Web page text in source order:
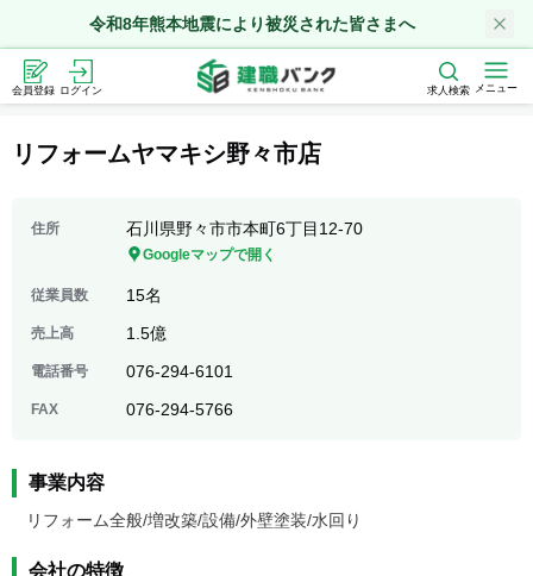
令和8年熊本地震により被災された皆さまへ
会員登録 ログイン 求人検索 メニュー
リフォームヤマキシ野々市店
住所 石川県野々市市本町6丁目12-70
Googleマップで開く
従業員数 15名
売上高 1.5億
電話番号 076-294-6101
FAX 076-294-5766
事業内容
会社の特徴